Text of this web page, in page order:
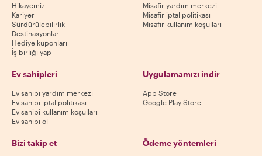
Hikayemiz
Kariyer
Sürdürülebilirlik
Destinasyonlar
Hediye kuponları
İş birliği yap
Misafir yardım merkezi
Misafir iptal politikası
Misafir kullanım koşulları
Ev sahipleri
Ev sahibi yardım merkezi
Ev sahibi iptal politikası
Ev sahibi kullanım koşulları
Ev sahibi ol
Uygulamamızı indir
App Store
Google Play Store
Bizi takip et Ödeme yöntemleri